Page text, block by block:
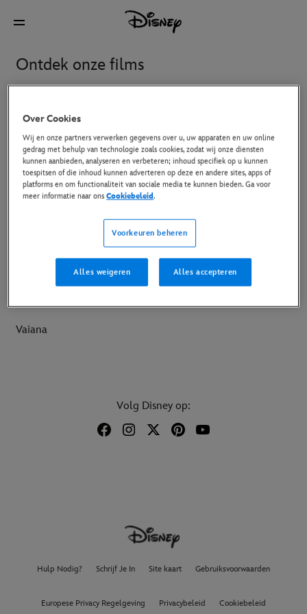
Ontdek onze films
Avengers: Doomsday Gatto
Ice Age: Boiling Point
Oasis: Don't Look Back In
Toy Story 5
Vaiana
Volg Disney op:
Hulp Nodig? Schrijf Je In Site kaart Gebruiksvoorwaarden
Europese Privacy Regelgeving Privacybeleid Cookiebeleid
Over Cookies
Wij en onze partners verwerken gegevens over u, uw apparaten en uw online
gedrag met behulp van technologie zoals cookies, zodat wij onze diensten
kunnen aanbieden, analyseren en verbeteren; inhoud specifiek op u kunnen
toespitsen of die inhoud kunnen adverteren op deze en andere sites, apps of
platforms en om functionaliteit van sociale media te kunnen bieden. Ga voor
meer informatie naar onsCookiebeleid.
Voorkeuren beheren
Alles weigeren Alles accepteren